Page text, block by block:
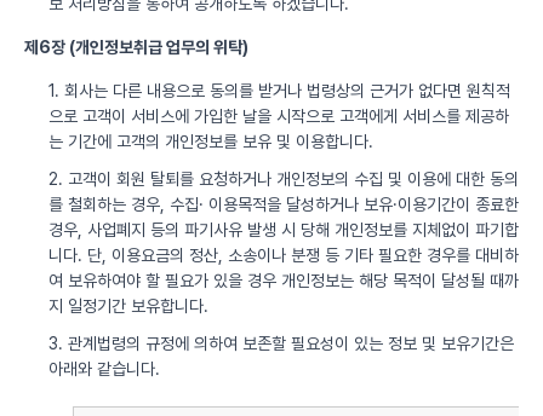
제6장 (개인정보취급 업무의 위탁)
1. 회사는 다른 내용으로 동의를 받거나 법령상의 근거가 없다면 원칙적
으로 고객이 서비스에 가입한 날을 시작으로 고객에게 서비스를 제공하
는 기간에 고객의 개인정보를 보유 및 이용합니다.
2. 고객이 회원 탈퇴를 요청하거나 개인정보의 수집 및 이용에 대한 동의
를 철회하는 경우, 수집· 이용목적을 달성하거나 보유·이용기간이 종료한
경우, 사업폐지 등의 파기사유 발생 시 당해 개인정보를 지체없이 파기합
니다. 단, 이용요금의 정산, 소송이나 분쟁 등 기타 필요한 경우를 대비하
여 보유하여야 할 필요가 있을 경우 개인정보는 해당 목적이 달성될 때까
지 일정기간 보유합니다.
3. 관계법령의 규정에 의하여 보존할 필요성이 있는 정보 및 보유기간은
아래와 같습니다.